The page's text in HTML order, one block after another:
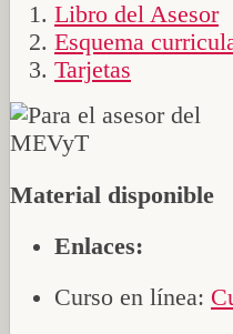
Libro del Asesor
Esquema
Tarjetas
Material disponible
Enlaces:
Curso en línea: